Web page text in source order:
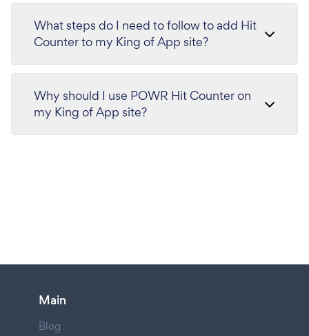
What steps do I need to follow to add Hit
Counter to my King of App site?
Why should I use POWR Hit Counter on
my King of App site?
Main
Blog